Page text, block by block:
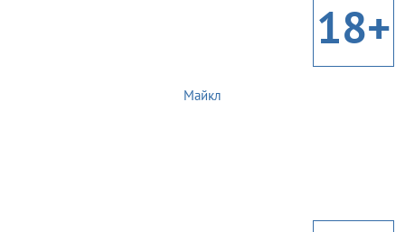
18+
Майкл